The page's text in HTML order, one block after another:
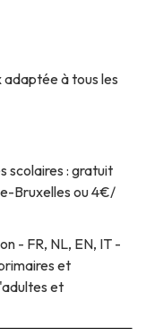
adaptée à tous les
scolaires : gratuit
Bruxelles ou 4€/
- FR, NL, EN, IT -
et
et